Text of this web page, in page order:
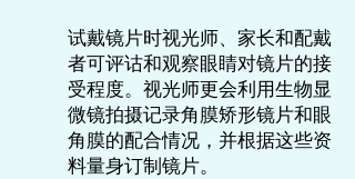
试戴镜片时视光师、家长和配戴
者可评诂和观察眼睛对镜片的接
受程度。视光师更会利用生物显
微镜拍摄记录角膜矫形镜片和眼
角膜的配合情况，并根据这些资
料量身订制镜片。